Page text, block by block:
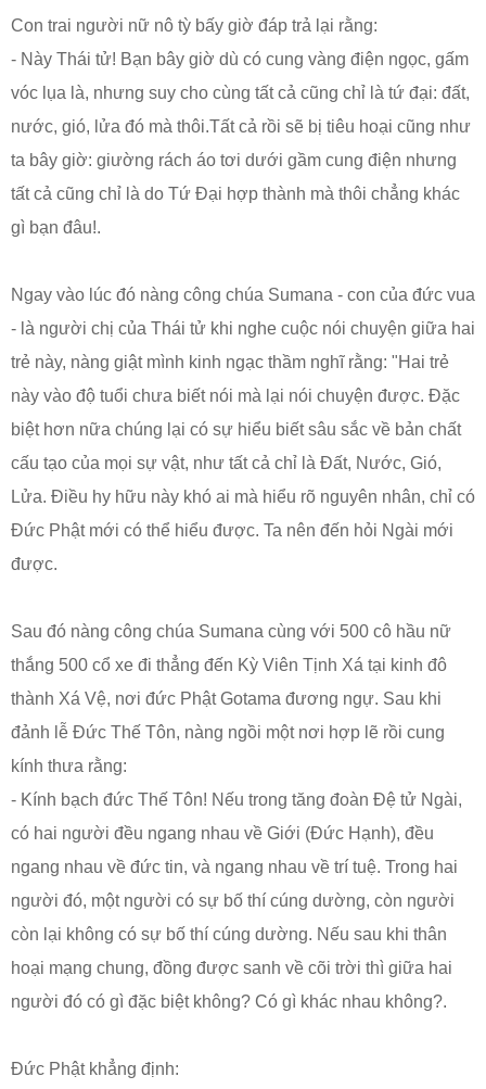
Con trai người nữ nô tỳ bấy giờ đáp trả lại rằng:
- Này Thái tử! Bạn bây giờ dù có cung vàng điện ngọc, gấm
vóc lụa là, nhưng suy cho cùng tất cả cũng chỉ là tứ đại: đất,
nước, gió, lửa đó mà thôi.Tất cả rồi sẽ bị tiêu hoại cũng như
ta bây giờ: giường rách áo tơi dưới gầm cung điện nhưng
tất cả cũng chỉ là do Tứ Đại hợp thành mà thôi chẳng khác
gì bạn đâu!.
Ngay vào lúc đó nàng công chúa Sumana - con của đức vua
- là người chị của Thái tử khi nghe cuộc nói chuyện giữa hai
trẻ này, nàng giật mình kinh ngạc thầm nghĩ rằng: "Hai trẻ
này vào độ tuổi chưa biết nói mà lại nói chuyện được. Đặc
biệt hơn nữa chúng lại có sự hiểu biết sâu sắc về bản chất
cấu tạo của mọi sự vật, như tất cả chỉ là Đất, Nước, Gió,
Lửa. Điều hy hữu này khó ai mà hiểu rõ nguyên nhân, chỉ có
Đức Phật mới có thể hiểu được. Ta nên đến hỏi Ngài mới
được.
Sau đó nàng công chúa Sumana cùng với 500 cô hầu nữ
thắng 500 cổ xe đi thẳng đến Kỳ Viên Tịnh Xá tại kinh đô
thành Xá Vệ, nơi đức Phật Gotama đương ngự. Sau khi
đảnh lễ Đức Thế Tôn, nàng ngồi một nơi hợp lẽ rồi cung
kính thưa rằng:
- Kính bạch đức Thế Tôn! Nếu trong tăng đoàn Đệ tử Ngài,
có hai người đều ngang nhau về Giới (Đức Hạnh), đều
ngang nhau về đức tin, và ngang nhau về trí tuệ. Trong hai
người đó, một người có sự bố thí cúng dường, còn người
còn lại không có sự bố thí cúng dường. Nếu sau khi thân
hoại mạng chung, đồng được sanh về cõi trời thì giữa hai
người đó có gì đặc biệt không? Có gì khác nhau không?.
Đức Phật khẳng định: